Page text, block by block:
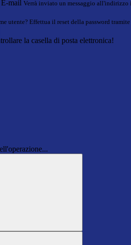
E-mail Verrà inviato un messaggio
utente? Effettua il reset della password
la casella di posta elettronica!